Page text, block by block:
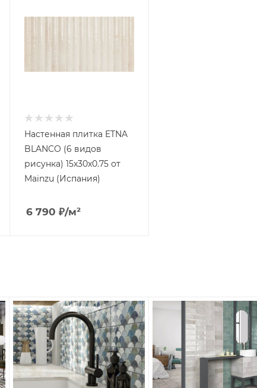
Настенная плитка ETNA
BLANCO (6 видов
рисунка) 15x30x0.75 от
Mainzu (Испания)
6 790 ₽/м²